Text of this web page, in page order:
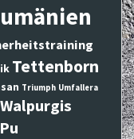
Tettenborn
Triumph Umfallera
Walpurgis